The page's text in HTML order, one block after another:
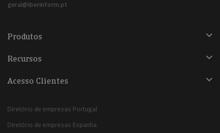
geral@iberinform.pt
Produtos
Recursos
Acesso Clientes
Diretório de empresas Portugal
Diretório de empresas Espanha